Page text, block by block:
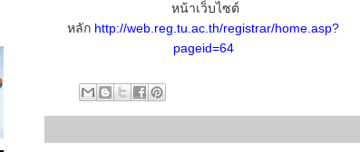
หน้าเว็บไซต์
หลัก http://web.reg.tu.ac.th/registrar/home.asp?
pageid=64